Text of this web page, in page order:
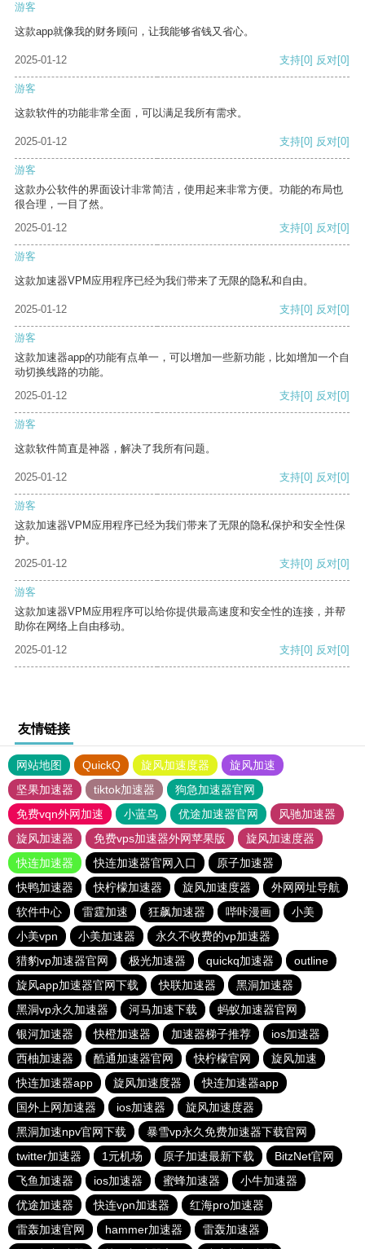
游客
这款app就像我的财务顾问，让我能够省钱又省心。
2025-01-12 支持[0] 反对[0]
游客
这款软件的功能非常全面，可以满足我所有需求。
2025-01-12 支持[0] 反对[0]
游客
这款办公软件的界面设计非常简洁，使用起来非常方便。功能的布局也
很合理，一目了然。
2025-01-12
支持[0] 反对[0]
游客
这款加速器VPM应用程序已经为我们带来了无限的隐私和自由。
2025-01-12 支持[0] 反对[0]
游客
这款加速器app的功能有点单一，可以增加一些新功能，比如增加一个自
动切换线路的功能。
2025-01-12
支持[0] 反对[0]
游客
这款软件简直是神器，解决了我所有问题。
2025-01-12 支持[0] 反对[0]
游客
这款加速器VPM应用程序已经为我们带来了无限的隐私保护和安全性保
护。
2025-01-12
支持[0] 反对[0]
游客
这款加速器VPM应用程序可以给你提供最高速度和安全性的连接，并帮
助你在网络上自由移动。
2025-01-12
支持[0] 反对[0]
友情链接
网站地图 QuickQ 旋风加速度器
旋风加速
坚果加速器
tiktok加速器
狗急加速器官网
免费vqn外网加速
小蓝鸟 优途加速器官网
风驰加速器
旋风加速器
免费vps加速器外网苹果版
旋风加速度器
快连加速器
快连加速器官网入口
原子加速器
快鸭加速器
快柠檬加速器 旋风加速度器
外网网址导航
软件中心
雷霆加速 狂飙加速器 哔咔漫画
小美
小美vpn
小美加速器
永久不收费的vp加速器
猎豹vp加速器官网
极光加速器 quickq加速器
outline
旋风app加速器官网下载
快联加速器
黑洞加速器
黑洞vp永久加速器
河马加速下载
蚂蚁加速器官网
银河加速器
快橙加速器 加速器梯子推荐
ios加速器
西柚加速器
酷通加速器官网 快柠檬官网
旋风加速
快连加速器app
旋风加速度器
快连加速器app
国外上网加速器
ios加速器
旋风加速度器
黑洞加速npv官网下载
暴雪vp永久免费加速器下载官网
twitter加速器
1元机场 原子加速最新下载
BitzNet官网
飞鱼加速器
ios加速器 蜜蜂加速器
小牛加速器
优途加速器
快连vρn加速器
红海pro加速器
雷轰加速官网
hammer加速器
雷轰加速器